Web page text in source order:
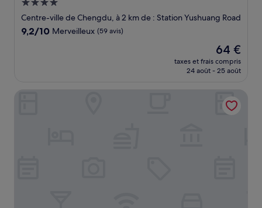
Hébergement
4.0 étoiles
Centre-ville de Chengdu, à 2 km de : Station Yushuang Road
9.2
9,2/10 Merveilleux (59 avis)
Le
nouveau
prix
de
64 €
64 €
taxes et frais compris
24 août - 25 août